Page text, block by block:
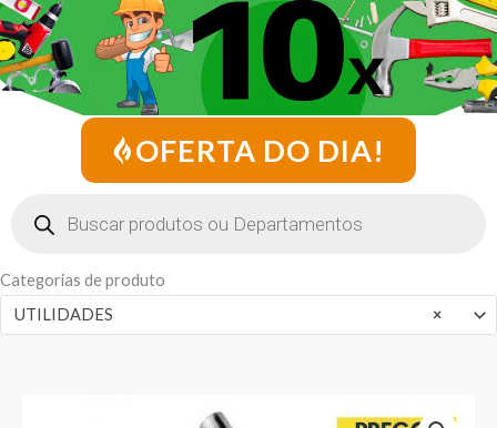
OFERTA DO DIA!
Categorias de produto
×
UTILIDADES